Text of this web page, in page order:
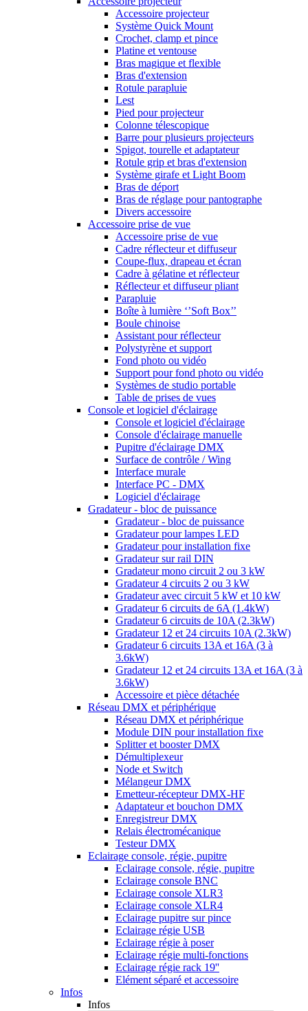
Accessoire projecteur
Système Quick Mount
Crochet, clamp et pince
Platine et ventouse
Bras magique et flexible
Bras d'extension
Rotule parapluie
Lest
Pied pour projecteur
Colonne télescopique
Barre pour plusieurs projecteurs
Spigot, tourelle et adaptateur
Rotule grip et bras d'extension
Système girafe et Light Boom
Bras de déport
Bras de réglage pour pantographe
Divers accessoire
Accessoire prise de vue
Accessoire prise de vue
Cadre réflecteur et diffuseur
Coupe-flux, drapeau et écran
Cadre à gélatine et réflecteur
Réflecteur et diffuseur pliant
Parapluie
Boîte à lumière ‘’Soft Box’’
Boule chinoise
Assistant pour réflecteur
Polystyrène et support
Fond photo ou vidéo
Support pour fond photo ou vidéo
Systèmes de studio portable
Table de prises de vues
Console et logiciel d'éclairage
Console et logiciel d'éclairage
Console d'éclairage manuelle
Pupitre d'éclairage DMX
Surface de contrôle / Wing
Interface murale
Interface PC - DMX
Logiciel d'éclairage
Gradateur - bloc de puissance
Gradateur - bloc de puissance
Gradateur pour lampes LED
Gradateur pour installation fixe
Gradateur sur rail DIN
Gradateur mono circuit 2 ou 3 kW
Gradateur 4 circuits 2 ou 3 kW
Gradateur avec circuit 5 kW et 10 kW
Gradateur 6 circuits de 6A (1.4kW)
Gradateur 6 circuits de 10A (2.3kW)
Gradateur 12 et 24 circuits 10A (2.3kW)
Gradateur 6 circuits 13A et 16A (3 à
3.6kW)
Gradateur 12 et 24 circuits 13A et 16A (3 à
3.6kW)
Accessoire et pièce détachée
Réseau DMX et périphérique
Réseau DMX et périphérique
Module DIN pour installation fixe
Splitter et booster DMX
Démultiplexeur
Node et Switch
Mélangeur DMX
Emetteur-récepteur DMX-HF
Adaptateur et bouchon DMX
Enregistreur DMX
Relais électromécanique
Testeur DMX
Eclairage console, régie, pupitre
Eclairage console, régie, pupitre
Eclairage console BNC
Eclairage console XLR3
Eclairage console XLR4
Eclairage pupitre sur pince
Eclairage régie USB
Eclairage régie à poser
Eclairage régie multi-fonctions
Eclairage régie rack 19''
Elément séparé et accessoire
Infos
Infos